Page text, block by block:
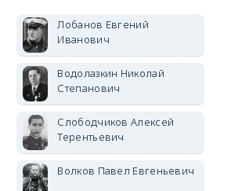
Лобанов Евгений
Иванович
Водолазкин Николай
Степанович
Слободчиков Алексей
Терентьевич
Волков Павел Евгеньевич